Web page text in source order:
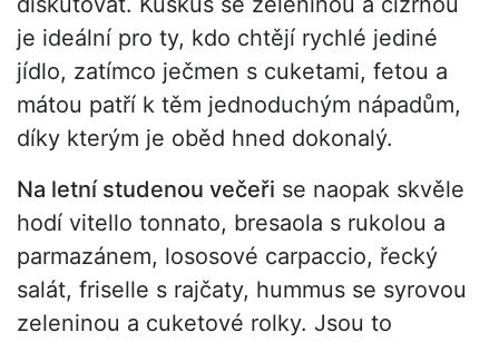
je ideální pro ty, kdo chtějí rychlé jediné
jídlo, zatímco ječmen s cuketami, fetou a
mátou patří k těm jednoduchým nápadům,
díky kterým je oběd hned dokonalý.
Na letní studenou večeři se naopak skvěle
hodí vitello tonnato, bresaola s rukolou a
parmazánem, lososové carpaccio, řecký
salát, friselle s rajčaty, hummus se syrovou
zeleninou a cuketové rolky. Jsou to